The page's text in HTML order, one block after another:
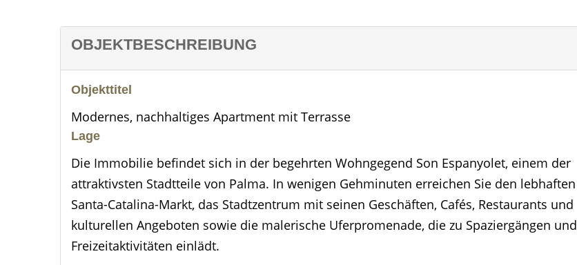
OBJEKTBESCHREIBUNG
Objekttitel
Modernes, nachhaltiges Apartment mit Terrasse
Lage
Die Immobilie befindet sich in der begehrten Wohngegend Son Espanyolet, einem der
attraktivsten Stadtteile von Palma. In wenigen Gehminuten erreichen Sie den lebhaften
Santa-Catalina-Markt, das Stadtzentrum mit seinen Geschäften, Cafés, Restaurants und
kulturellen Angeboten sowie die malerische Uferpromenade, die zu Spaziergängen und
Freizeitaktivitäten einlädt.